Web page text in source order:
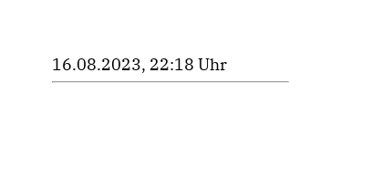
16.08.2023, 22:18 Uhr